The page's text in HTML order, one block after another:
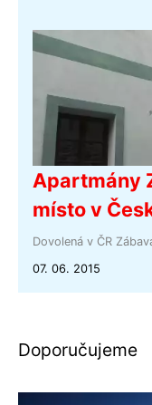
Apartmány
místo v
Dovolená v ČR
07. 06. 2015
Doporučujeme